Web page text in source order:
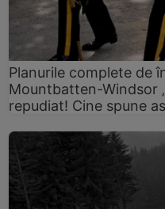
Planurile complete de
Mountbatten-Windsor
repudiat! Cine spune